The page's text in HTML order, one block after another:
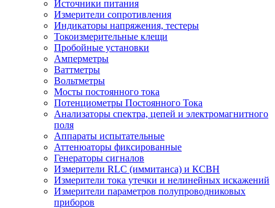
Источники питания
Измерители сопротивления
Индикаторы напряжения, тестеры
Токоизмерительные клещи
Пробойные установки
Амперметры
Ваттметры
Вольтметры
Мосты постоянного тока
Потенциометры Постоянного Тока
Анализаторы спектра, цепей и электромагнитного
поля
Аппараты испытательные
Аттенюаторы фиксированные
Генераторы сигналов
Измерители RLC (иммитанса) и КСВН
Измерители тока утечки и нелинейных искажений
Измерители параметров полупроводниковых
приборов